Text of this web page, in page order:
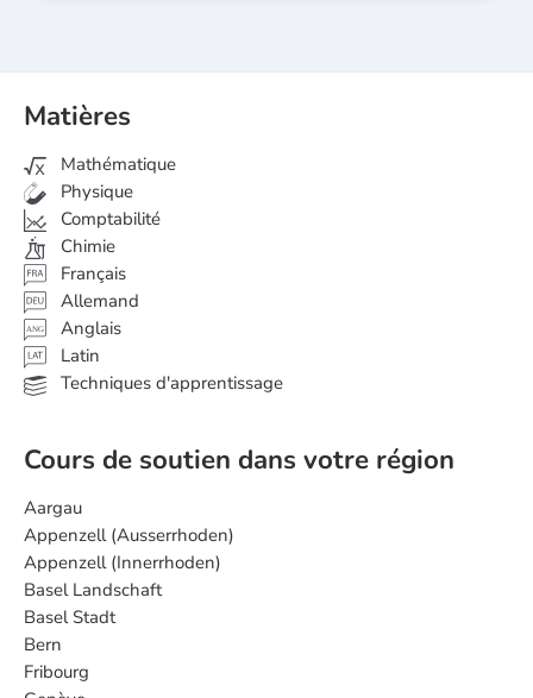
Matières
Mathématique
Physique
Comptabilité
Chimie
Français
Allemand
ANG
Anglais
Latin
Techniques d'apprentissage
Cours de soutien dans votre région
Aargau
Appenzell (Ausserrhoden)
Appenzell (Innerrhoden)
Basel Landschaft
Basel Stadt
Bern
Fribourg